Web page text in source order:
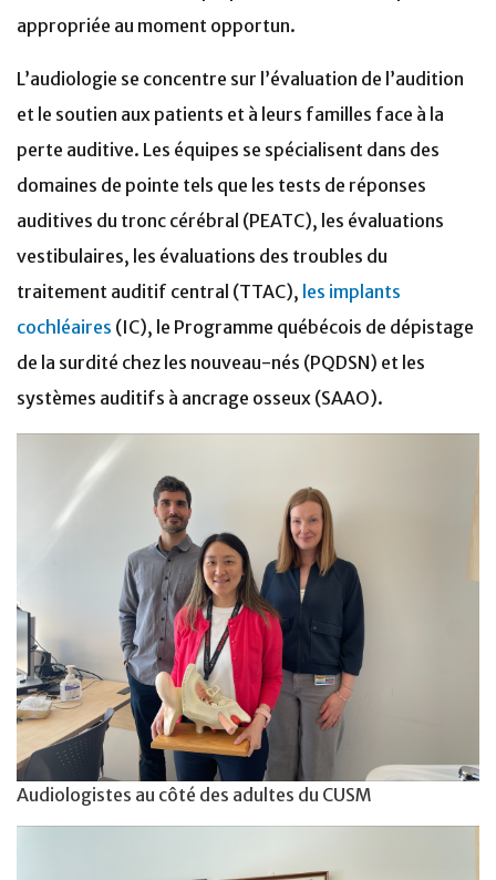
appropriée au moment opportun.
L’audiologie se concentre sur l’évaluation de l’audition
et le soutien aux patients et à leurs familles face à la
perte auditive. Les équipes se spécialisent dans des
domaines de pointe tels que les tests de réponses
auditives du tronc cérébral (PEATC), les évaluations
vestibulaires, les évaluations des troubles du
traitement auditif central (TTAC), les implants
cochléaires (IC), le Programme québécois de dépistage
de la surdité chez les nouveau-nés (PQDSN) et les
systèmes auditifs à ancrage osseux (SAAO).
Audiologistes au côté des adultes du CUSM